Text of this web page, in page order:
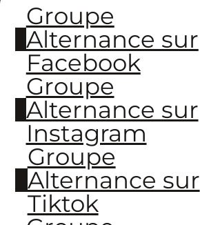
Groupe
Alternance sur
Facebook
Groupe
Alternance sur
Instagram
Groupe
Alternance sur
Tiktok